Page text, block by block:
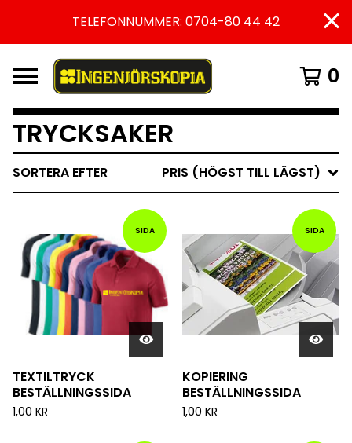
TELEFONNUMMER: 0704-80 44 42
0
TRYCKSAKER
SORTERA EFTER PRIS (HÖGST TILL LÄGST)
SIDA
TEXTILTRYCK
BESTÄLLNINGSSIDA
1,00 KR
SIDA
KOPIERING
BESTÄLLNINGSSIDA
1,00 KR